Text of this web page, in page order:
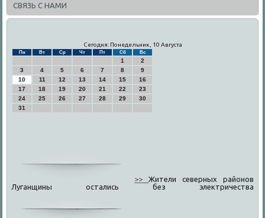
СВЯЗЬ С НАМИ
Сегодня: Понедельник, 10 Августа
Пн Вт Ср Чт Пт Сб Вс
1
2
3
4 5 6 7 8
9
10
11 12 13 14 15
16
17
18 19 20 21 22
23
24
25 26 27 28 29
30
31
>>Жители северных районов
Луганщины остались без электричества